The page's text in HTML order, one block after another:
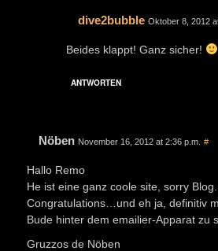
dive2bubble Oktober 8, 2012
Beides klappt! Ganz sicher!
ANTWORTEN
Nöben November 16, 2012 at 2:36 p.m. #
Hallo Remo
He ist eine ganz coole site, sorry
Congratulations…und eh ja, definitiv
Bude hinter dem emailier-Apparat zu
Gruzzos de Nöben